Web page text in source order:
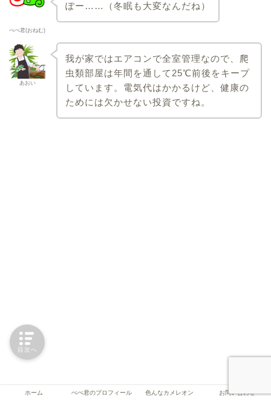
ぺぺ君(おねむ)
ぽー……（冬眠も大変なんだね）
あおい
我が家ではエアコンで全室管理なので、爬
虫類部屋は年間を通して25℃前後をキープ
しています。電気代はかかるけど、健康の
ためには欠かせない投資ですね。
ホーム ぺぺ君のプロフィール 色んなカメレオン お問い合わせ
目次へ